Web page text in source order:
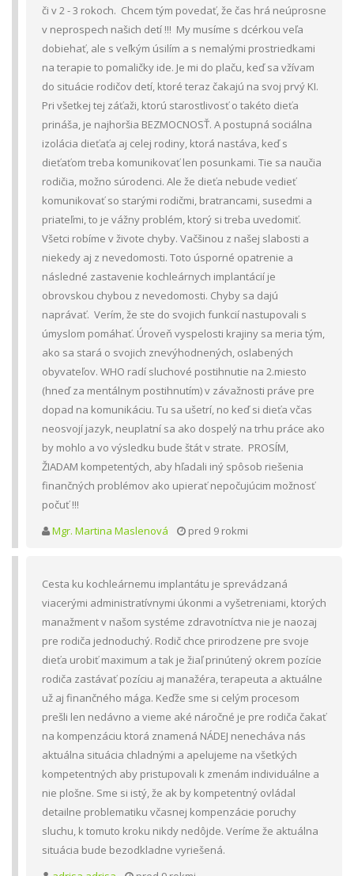
či v 2 - 3 rokoch. Chcem tým povedať, že čas hrá neúprosne
v neprospech našich detí !!! My musíme s dcérkou veľa
dobiehať, ale s veľkým úsilím a s nemalými prostriedkami
na terapie to pomaličky ide. Je mi do plaču, keď sa vžívam
do situácie rodičov detí, ktoré teraz čakajú na svoj prvý KI.
Pri všetkej tej záťaži, ktorú starostlivosť o takéto dieťa
prináša, je najhoršia BEZMOCNOSŤ. A postupná sociálna
izolácia dieťaťa aj celej rodiny, ktorá nastáva, keď s
dieťaťom treba komunikovať len posunkami. Tie sa naučia
rodičia, možno súrodenci. Ale že dieťa nebude vedieť
komunikovať so starými rodičmi, bratrancami, susedmi a
priateľmi, to je vážny problém, ktorý si treba uvedomiť.
Všetci robíme v živote chyby. Vačšinou z našej slabosti a
niekedy aj z nevedomosti. Toto úsporné opatrenie a
následné zastavenie kochleárnych implantácií je
obrovskou chybou z nevedomosti. Chyby sa dajú
naprávať. Verím, že ste do svojich funkcií nastupovali s
úmyslom pomáhať. Úroveň vyspelosti krajiny sa meria tým,
ako sa stará o svojich znevýhodnených, oslabených
obyvateľov. WHO radí sluchové postihnutie na 2.miesto
(hneď za mentálnym postihnutím) v závažnosti práve pre
dopad na komunikáciu. Tu sa ušetrí, no keď si dieťa včas
neosvojí jazyk, neuplatní sa ako dospelý na trhu práce ako
by mohlo a vo výsledku bude štát v strate. PROSÍM,
ŽIADAM kompetentých, aby hľadali iný spôsob riešenia
finančných problémov ako upierať nepočujúcim možnosť
počuť !!!
Mgr. Martina Maslenová
pred 9 rokmi
Cesta ku kochleárnemu implantátu je sprevádzaná
viacerými administratívnymi úkonmi a vyšetreniami, ktorých
manažment v našom systéme zdravotníctva nie je naozaj
pre rodiča jednoduchý. Rodič chce prirodzene pre svoje
dieťa urobiť maximum a tak je žiaľ prinútený okrem pozície
rodiča zastávať pozíciu aj manažéra, terapeuta a aktuálne
už aj finančného mága. Keďže sme si celým procesom
prešli len nedávno a vieme aké náročné je pre rodiča čakať
na kompenzáciu ktorá znamená NÁDEJ nenecháva nás
aktuálna situácia chladnými a apelujeme na všetkých
kompetentných aby pristupovali k zmenám individuálne a
nie plošne. Sme si istý, že ak by kompetentný ovládal
detailne problematiku včasnej kompenzácie poruchy
sluchu, k tomuto kroku nikdy nedôjde. Veríme že aktuálna
situácia bude bezodkladne vyriešená.